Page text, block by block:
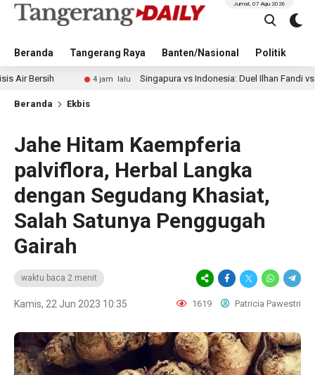
Beranda Tangerang Raya Banten/Nasional Politik
Jumat, 07 Agu 2026
4 jam lalu Singapura vs Indonesia: Duel Ilhan Fandi vs Mitchell
Beranda Ekbis
Jahe Hitam Kaempferia
palviflora, Herbal Langka
dengan Segudang Khasiat,
Salah Satunya Penggugah
Gairah
waktu baca 2 menit
Kamis, 22 Jun 2023 10:35 1619 Patricia Pawestri